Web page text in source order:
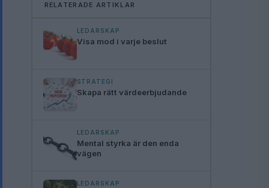
RELATERADE ARTIKLAR
LEDARSKAP
Visa mod i varje beslut
STRATEGI
Skapa rätt värdeerbjudande
LEDARSKAP
Mental styrka är den enda
vägen
LEDARSKAP